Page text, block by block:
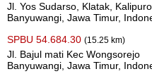
Jl. Yos Sudarso, Klatak,
Banyuwangi, Jawa Timur,
SPBU 54.684.30 (15.25 km)
Jl. Bajul mati Kec Wongsorejo
Banyuwangi, Jawa Timur,